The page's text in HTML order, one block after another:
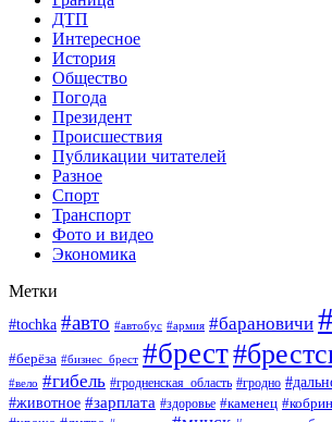
ДТП
Интересное
История
Общество
Погода
Президент
Происшествия
Публикации читателей
Разное
Спорт
Транспорт
Фото и видео
Экономика
Метки
#tochka #авто #автобус #армия #барановичи
#берёза #бизнес_брест #брест
#вело #гибель #гродненская_область #гродно
#животное #зарплата #здоровье #каменец #кобрин